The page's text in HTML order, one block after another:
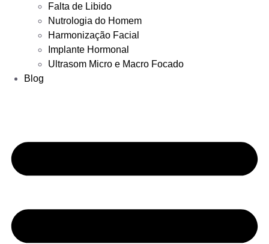
Falta de Libido
Nutrologia do Homem
Harmonização Facial
Implante Hormonal
Ultrasom Micro e Macro Focado
Blog